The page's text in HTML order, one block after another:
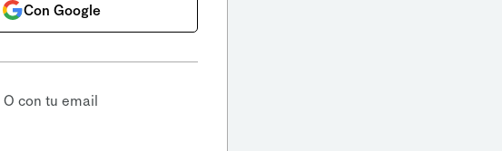
Con Google
O con tu email